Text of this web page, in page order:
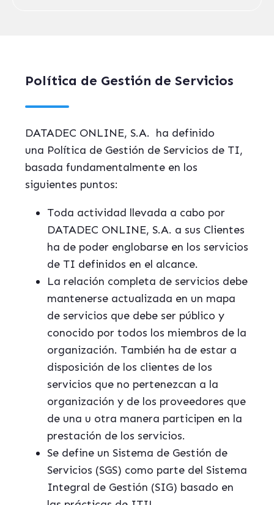
Política de Gestión de Servicios
DATADEC ONLINE, S.A. ha definido
una Política de Gestión de Servicios de TI,
basada fundamentalmente en los
siguientes puntos:
Toda actividad llevada a cabo por
DATADEC ONLINE, S.A. a sus Clientes
ha de poder englobarse en los servicios
de TI definidos en el alcance.
La relación completa de servicios debe
mantenerse actualizada en un mapa
de servicios que debe ser público y
conocido por todos los miembros de la
organización. También ha de estar a
disposición de los clientes de los
servicios que no pertenezcan a la
organización y de los proveedores que
de una u otra manera participen en la
prestación de los servicios.
Se define un Sistema de Gestión de
Servicios (SGS) como parte del Sistema
Integral de Gestión (SIG) basado en